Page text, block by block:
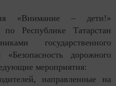
«Внимание – дети!»
Республике Татарстан
государственного
дорожного
мероприятия:
направленные на